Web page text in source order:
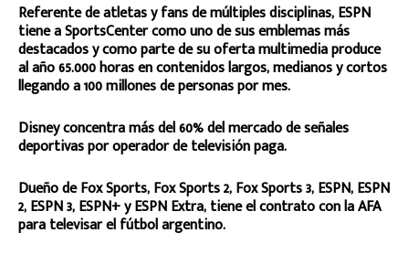
Referente de atletas y fans de múltiples disciplinas, ESPN
tiene a SportsCenter como uno de sus emblemas más
destacados y como parte de su oferta multimedia produce
al año 65.000 horas en contenidos largos, medianos y cortos
llegando a 100 millones de personas por mes.
Disney concentra más del 60% del mercado de señales
deportivas por operador de televisión paga.
Dueño de Fox Sports, Fox Sports 2, Fox Sports 3, ESPN, ESPN
2, ESPN 3, ESPN+ y ESPN Extra, tiene el contrato con la AFA
para televisar el fútbol argentino.